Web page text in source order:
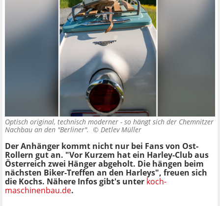
Optisch original, technisch moderner - so hängt sich der Chemnitzer
Nachbau an den "Berliner". © Detlev Müller
Der Anhänger kommt nicht nur bei Fans von Ost-
Rollern gut an. "Vor Kurzem hat ein Harley-Club aus
Österreich zwei Hänger abgeholt. Die hängen beim
nächsten Biker-Treffen an den Harleys", freuen sich
die Kochs. Nähere Infos gibt's unter koch-
maschinenbau.de.